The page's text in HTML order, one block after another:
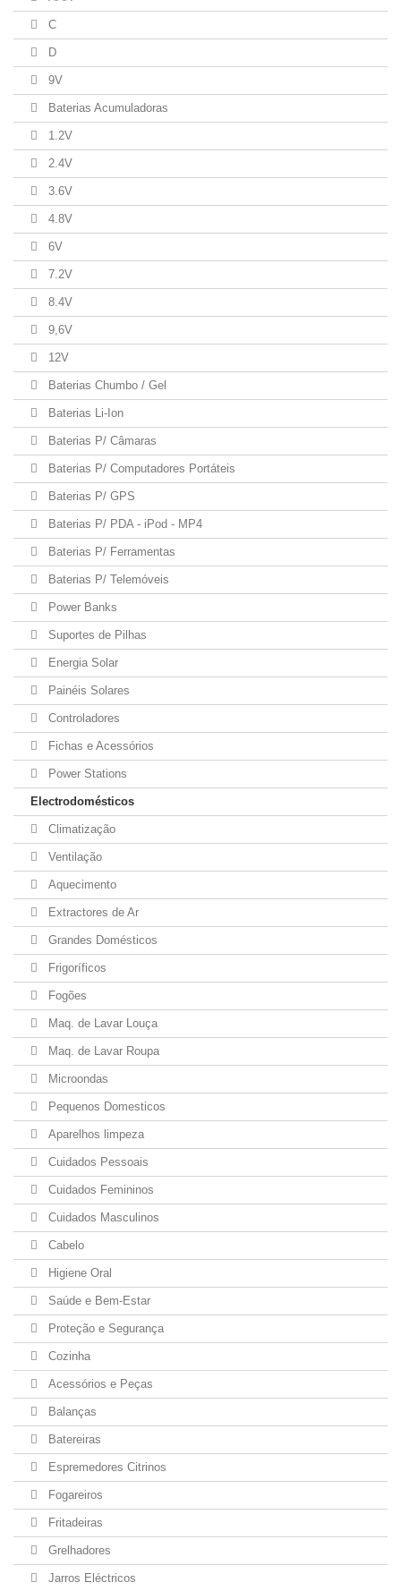
C
D
9V
Baterias Acumuladoras
1.2V
2.4V
3.6V
4.8V
6V
7.2V
8.4V
9,6V
12V
Baterias Chumbo / Gel
Baterias Li-Ion
Baterias P/ Câmaras
Baterias P/ Computadores Portáteis
Baterias P/ GPS
Baterias P/ PDA - iPod - MP4
Baterias P/ Ferramentas
Baterias P/ Telemóveis
Power Banks
Suportes de Pilhas
Energia Solar
Painéis Solares
Controladores
Fichas e Acessórios
Power Stations
Electrodomésticos
Climatização
Ventilação
Aquecimento
Extractores de Ar
Grandes Domésticos
Frigoríficos
Fogões
Maq. de Lavar Louça
Maq. de Lavar Roupa
Microondas
Pequenos Domesticos
Aparelhos limpeza
Cuidados Pessoais
Cuidados Femininos
Cuidados Masculinos
Cabelo
Higiene Oral
Saúde e Bem-Estar
Proteção e Segurança
Cozinha
Acessórios e Peças
Balanças
Batereiras
Espremedores Citrinos
Fogareiros
Fritadeiras
Grelhadores
Jarros Eléctricos